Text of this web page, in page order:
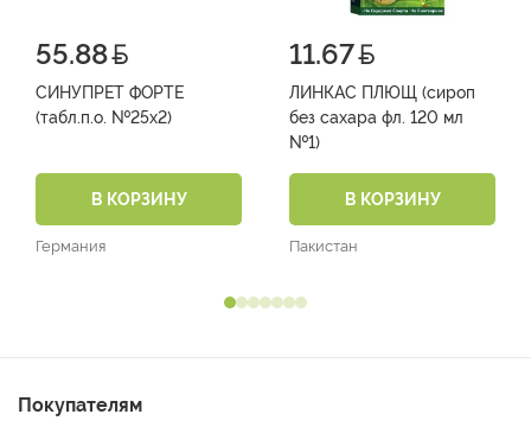
55.88
СИНУПРЕТ ФОРТЕ
(табл.п.о. №25х2)
В КОРЗИНУ
Германия
11.67
ЛИНКАС ПЛЮЩ (сироп
без сахара фл. 120 мл
№1)
В КОРЗИНУ
Пакистан
Покупателям